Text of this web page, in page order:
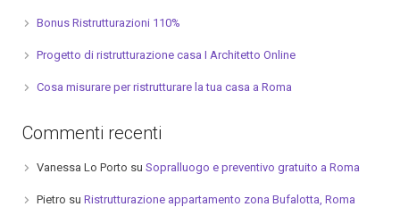
Bonus Ristrutturazioni 110%
Progetto di ristrutturazione casa I Architetto Online
Cosa misurare per ristrutturare la tua casa a Roma
Commenti recenti
Vanessa Lo Porto su Sopralluogo e preventivo gratuito a Roma
Pietro su Ristrutturazione appartamento zona Bufalotta, Roma